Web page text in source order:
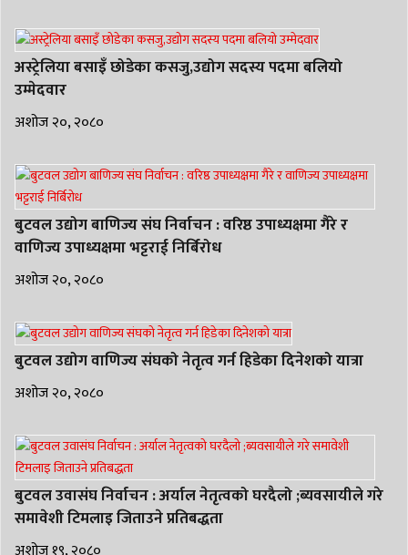
अस्ट्रेलिया बसाइँ छोडेका कसजु,उद्योग सदस्य पदमा बलियो
उम्मेदवार
अशोज २०, २०८०
बुटवल उद्योग बाणिज्य संघ निर्वाचन : वरिष्ठ उपाध्यक्षमा गैरे र
वाणिज्य उपाध्यक्षमा भट्टराई निर्बिरोध
अशोज २०, २०८०
बुटवल उद्योग वाणिज्य संघको नेतृत्व गर्न हिडेका दिनेशको यात्रा
अशोज २०, २०८०
बुटवल उवासंघ निर्वाचन : अर्याल नेतृत्वको घरदैलो ;ब्यवसायीले गरे
समावेशी टिमलाइ जिताउने प्रतिबद्धता